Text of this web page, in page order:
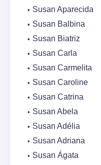
Susan Aparecida
Susan Balbina
Susan Biatriz
Susan Carla
Susan Carmelita
Susan Caroline
Susan Catrina
Susan Abela
Susan Adélia
Susan Adriana
Susan Ágata